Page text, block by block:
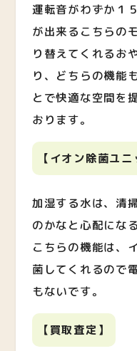
運転音がわずか１
が出来るこちらの
り替えてくれるお
り、どちらの機能
とで快適な空間を
おります。
【イオン除菌ユニ
加湿する水は、清
のかなと心配にな
こちらの機能は、
菌してくれるので
もないです。
【買取査定】